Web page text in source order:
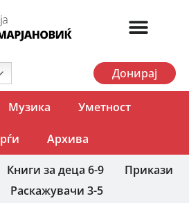
Донирај
Музика Уметност
Архива
Книги за деца 6-9
Прикази
Раскажувачи 3-5